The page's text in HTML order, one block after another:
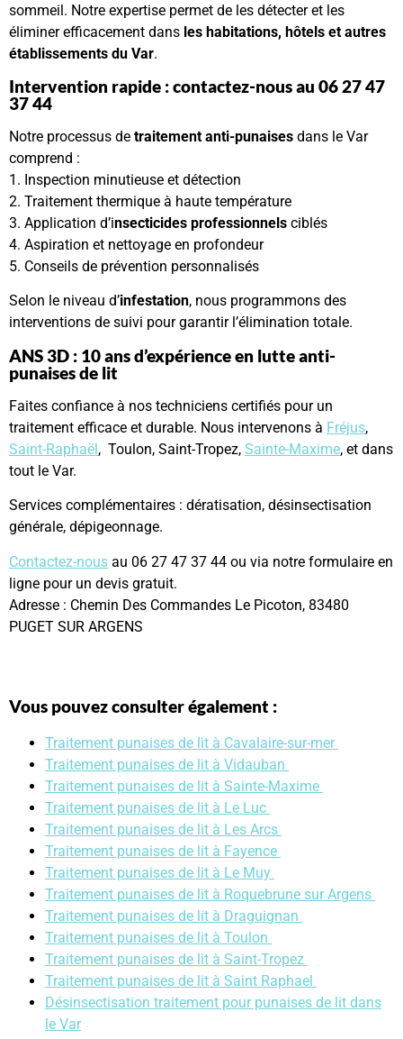
sommeil. Notre expertise permet de les détecter et les
éliminer efficacement dans les habitations, hôtels et autres
établissements du Var.
Intervention rapide : contactez-nous au 06 27 47
37 44
Notre processus de traitement anti-punaises dans le Var
comprend :
1. Inspection minutieuse et détection
2. Traitement thermique à haute température
3. Application d’insecticides professionnels ciblés
4. Aspiration et nettoyage en profondeur
5. Conseils de prévention personnalisés
Selon le niveau d’infestation, nous programmons des
interventions de suivi pour garantir l’élimination totale.
ANS 3D : 10 ans d’expérience en lutte anti-
punaises de lit
Faites confiance à nos techniciens certifiés pour un
traitement efficace et durable. Nous intervenons à Fréjus,
Saint-Raphaël, Toulon, Saint-Tropez, Sainte-Maxime, et dans
tout le Var.
Services complémentaires : dératisation, désinsectisation
générale, dépigeonnage.
Contactez-nous au 06 27 47 37 44 ou via notre formulaire en
ligne pour un devis gratuit.
Adresse : Chemin Des Commandes Le Picoton, 83480
PUGET SUR ARGENS
Vous pouvez consulter également :
Traitement punaises de lit à Cavalaire-sur-mer
Traitement punaises de lit à Vidauban
Traitement punaises de lit à Sainte-Maxime
Traitement punaises de lit à Le Luc
Traitement punaises de lit à Les Arcs
Traitement punaises de lit à Fayence
Traitement punaises de lit à Le Muy
Traitement punaises de lit à Roquebrune sur Argens
Traitement punaises de lit à Draguignan
Traitement punaises de lit à Toulon
Traitement punaises de lit à Saint-Tropez
Traitement punaises de lit à Saint Raphael
Désinsectisation traitement pour punaises de lit dans
le Var